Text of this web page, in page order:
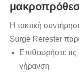
Η τακτική
Surge Rerester
Επιθεωρήστε τις
γήρανση